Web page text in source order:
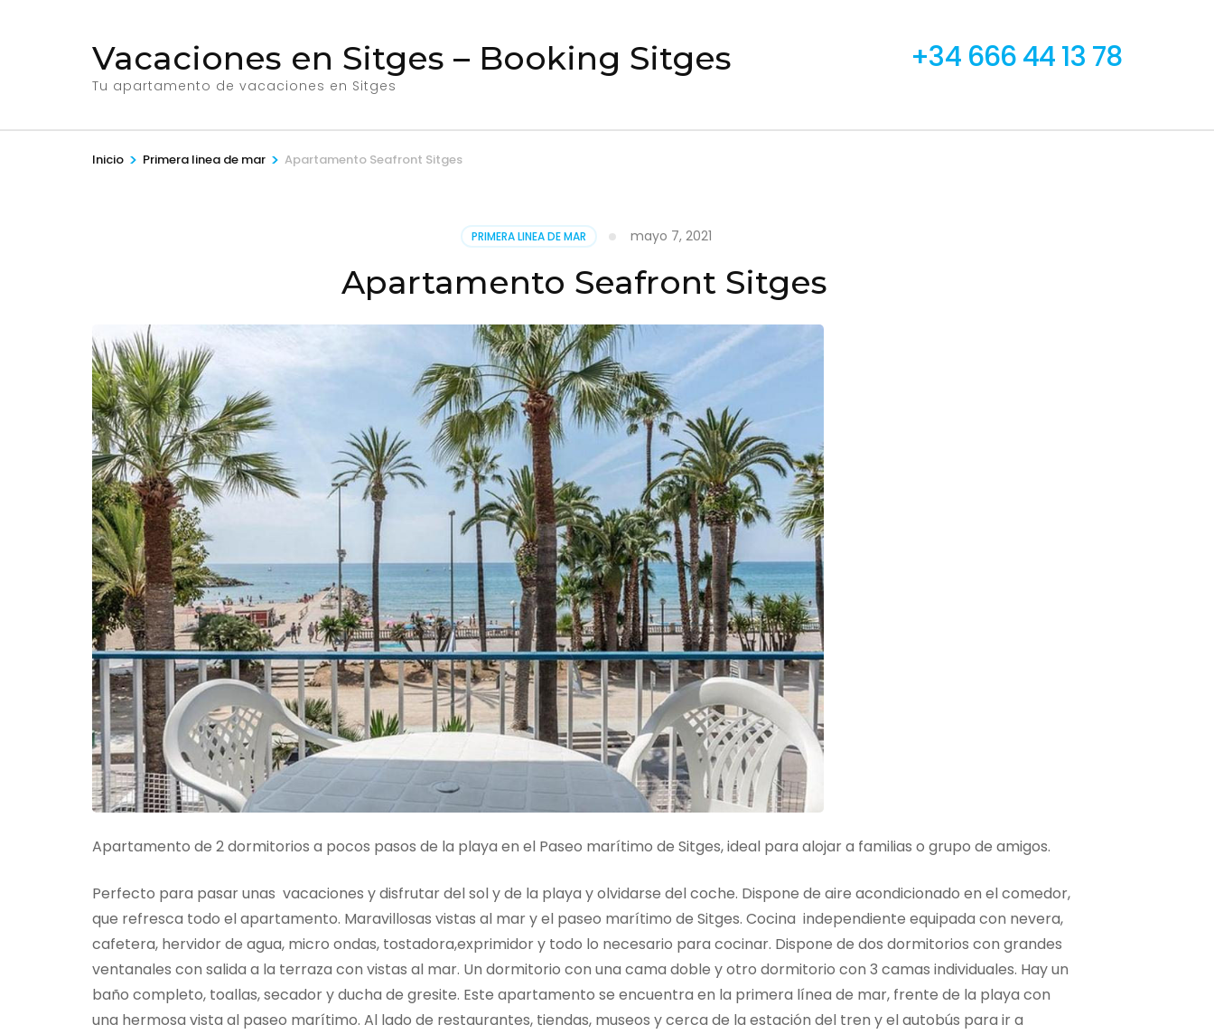
tecla
Vacaciones en Sitges – Booking Sitges
Tu apartamento de vacaciones en Sitges
+34 666 44 13 78
Inicio > Primera linea de mar > Apartamento Seafront Sitges
PRIMERA LINEA DE MAR mayo 7, 2021
Apartamento Seafront Sitges
Apartamento de 2 dormitorios a pocos pasos de la playa en el Paseo marítimo de Sitges, ideal para alojar a familias o grupo de amigos.
Perfecto para pasar unas vacaciones y disfrutar del sol y de la playa y olvidarse del coche. Dispone de aire acondicionado en el comedor,
que refresca todo el apartamento. Maravillosas vistas al mar y el paseo marítimo de Sitges. Cocina independiente equipada con nevera,
cafetera, hervidor de agua, micro ondas, tostadora,exprimidor y todo lo necesario para cocinar. Dispone de dos dormitorios con grandes
ventanales con salida a la terraza con vistas al mar. Un dormitorio con una cama doble y otro dormitorio con 3 camas individuales. Hay un
baño completo, toallas, secador y ducha de gresite. Este apartamento se encuentra en la primera línea de mar, frente de la playa con
una hermosa vista al paseo marítimo. Al lado de restaurantes, tiendas, museos y cerca de la estación del tren y el autobús para ir a